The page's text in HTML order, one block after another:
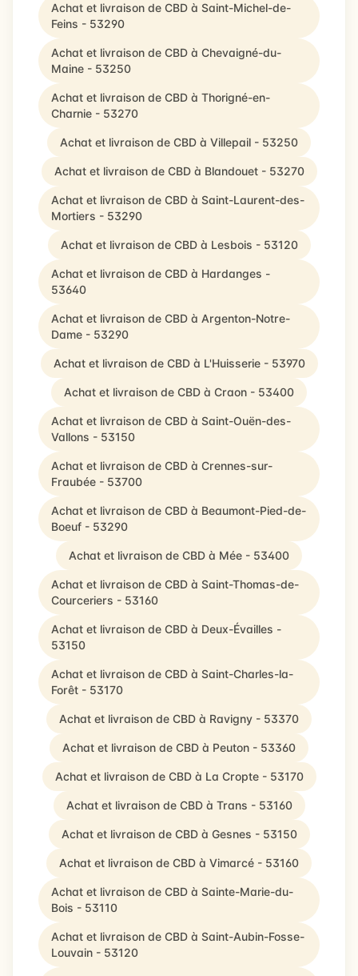
Achat et livraison de CBD à Saint-Michel-de-
Feins - 53290
Achat et livraison de CBD à Chevaigné-du-
Maine - 53250
Achat et livraison de CBD à Thorigné-en-
Charnie - 53270
Achat et livraison de CBD à Villepail - 53250
Achat et livraison de CBD à Blandouet - 53270
Achat et livraison de CBD à Saint-Laurent-des-
Mortiers - 53290
Achat et livraison de CBD à Lesbois - 53120
Achat et livraison de CBD à Hardanges -
53640
Achat et livraison de CBD à Argenton-Notre-
Dame - 53290
Achat et livraison de CBD à L'Huisserie - 53970
Achat et livraison de CBD à Craon - 53400
Achat et livraison de CBD à Saint-Ouën-des-
Vallons - 53150
Achat et livraison de CBD à Crennes-sur-
Fraubée - 53700
Achat et livraison de CBD à Beaumont-Pied-de-
Boeuf - 53290
Achat et livraison de CBD à Mée - 53400
Achat et livraison de CBD à Saint-Thomas-de-
Courceriers - 53160
Achat et livraison de CBD à Deux-Évailles -
53150
Achat et livraison de CBD à Saint-Charles-la-
Forêt - 53170
Achat et livraison de CBD à Ravigny - 53370
Achat et livraison de CBD à Peuton - 53360
Achat et livraison de CBD à La Cropte - 53170
Achat et livraison de CBD à Trans - 53160
Achat et livraison de CBD à Gesnes - 53150
Achat et livraison de CBD à Vimarcé - 53160
Achat et livraison de CBD à Sainte-Marie-du-
Bois - 53110
Achat et livraison de CBD à Saint-Aubin-Fosse-
Louvain - 53120